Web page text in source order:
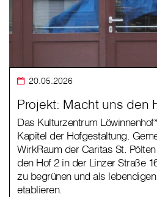
20.05.2026
Projekt: Macht uns den
Das Kulturzentrum
Kapitel der Hofgestaltung.
WirkRaum der Caritas St.
den Hof 2 in der Linzer Straße
zu begrünen und als
etablieren.